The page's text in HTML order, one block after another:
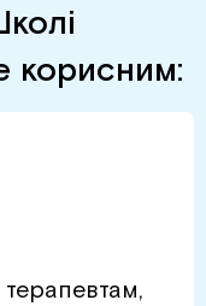
корисним: